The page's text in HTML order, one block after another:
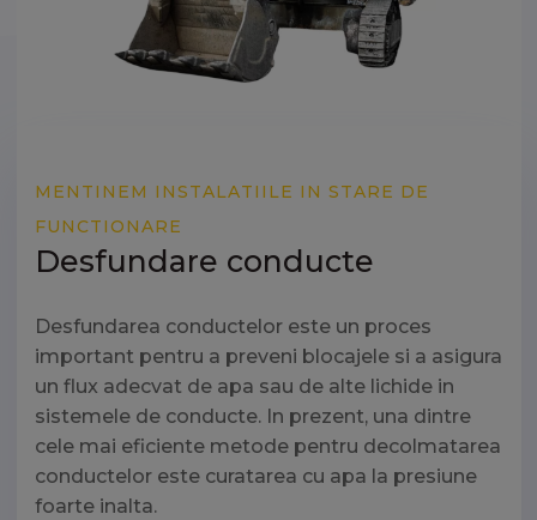
MENTINEM INSTALATIILE IN STARE DE
FUNCTIONARE
Desfundare conducte
Desfundarea conductelor este un proces
important pentru a preveni blocajele si a asigura
un flux adecvat de apa sau de alte lichide in
sistemele de conducte. In prezent, una dintre
cele mai eficiente metode pentru decolmatarea
conductelor este curatarea cu apa la presiune
foarte inalta.